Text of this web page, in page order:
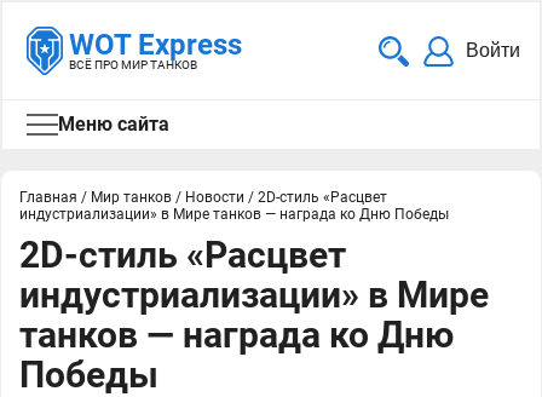
WOT Express
ВСЁ ПРО МИР ТАНКОВ
Войти
Меню сайта
Главная / Мир танков / Новости / 2D-стиль «Расцвет
индустриализации» в Мире танков — награда ко Дню Победы
2D-стиль «Расцвет
индустриализации» в Мире
танков — награда ко Дню
Победы